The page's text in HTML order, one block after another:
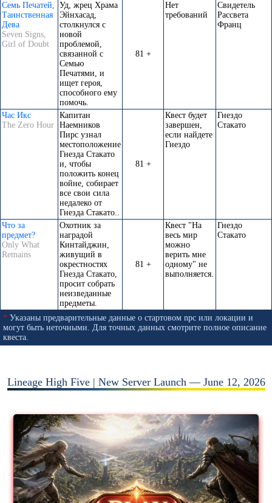
Семь Печатей,
Таинственная
Дева
Seven Signs,
Girl of Doubt
Уд, жрец Храма
Эйнхасад,
столкнулся с
новой
проблемой,
связанной с
Семью
Печатями, и
ищет героя,
способного ему
помочь.
81 +
Нет
требований
Свидетель
Рассвета
Франц
Час Икс
The Zero Hour
Капитан
Наемников
Пирс узнал
местоположение
Гнезда Стакато
и, чтобы
положить конец
войне, собирает
все свои сила
недалеко от
Гнезда Стакато..
81 +
Квест будет
завершен,
если найдете
Гнездо
Гнездо
Стакато
Что за
предмет?
Only What
Remains
Охотник за
наградой
Кинтайджин,
живущий в
окрестностях
Гнезда Стакато,
просит собрать
неизведанные
предметы.
81 +
Квест "На
весь мир
можно
верить мне
одному" не
выполняется.
Гнездо
Стакато
* Указаны предварительные данные о стартовом npc или локации и
могут быть неточными. Для точных данных смотрите полное описание
квеста.
Lineage High Five | New Server Launch — June 12, 2026